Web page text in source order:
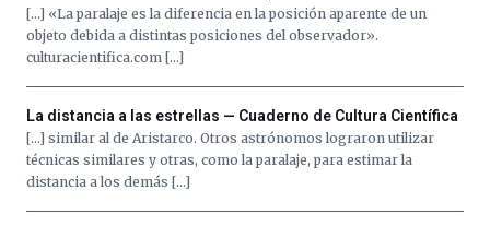
[…] «La paralaje es la diferencia en la posición aparente de un
objeto debida a distintas posiciones del observador».
culturacientifica.com […]
La distancia a las estrellas — Cuaderno de Cultura Científica
[…] similar al de Aristarco. Otros astrónomos lograron utilizar
técnicas similares y otras, como la paralaje, para estimar la
distancia a los demás […]